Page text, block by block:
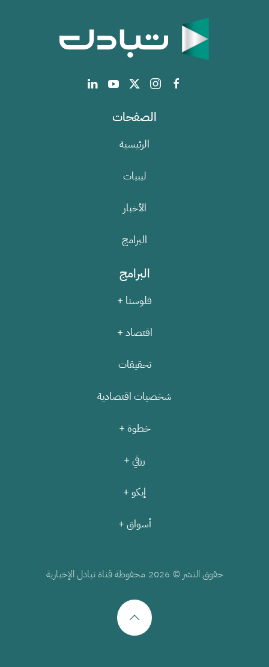
الصفحات
الرئيسية
ليبيات
الأخبار
البرامج
البرامج
فلوسنا +
اقتصاد +
تحقيقات
شخصيات اقتصادية
خطوة +
رزقي +
إيكو +
أسواق +
حقوق النشر © 2026 محفوظة قناة تبادل الإخبارية